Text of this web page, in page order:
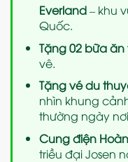
Everland– khu
Quốc.
Tặng 02 bữa
vê.
Tặng védu
nhìn khung
thường ngày
Cung điện
triều đại Josen